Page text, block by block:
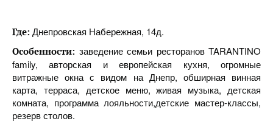
Где: Днепровская Набережная, 14д.
Особенности: заведение семьи ресторанов TARANTINO
family, авторская и европейская кухня, огромные
витражные окна с видом на Днепр, обширная винная
карта, терраса, детское меню, живая музыка, детская
комната, программа лояльности,детские мастер-классы,
резерв столов.